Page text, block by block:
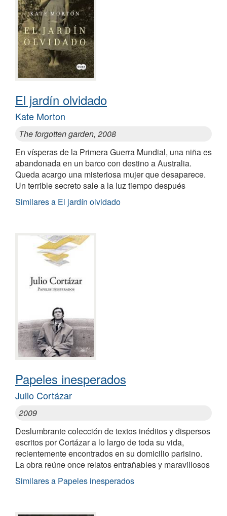
El jardín olvidado
Kate Morton
The forgotten garden, 2008
En vísperas de la Primera Guerra Mundial, una niña es
abandonada en un barco con destino a Australia.
Queda acargo una misteriosa mujer que desaparece.
Un terrible secreto sale a la luz tiempo después
Similares a El jardín olvidado
Papeles inesperados
Julio Cortázar
2009
Deslumbrante colección de textos inéditos y dispersos
escritos por Cortázar a lo largo de toda su vida,
recientemente encontrados en su domicilio parisino.
La obra reúne once relatos entrañables y maravillosos
Similares a Papeles inesperados